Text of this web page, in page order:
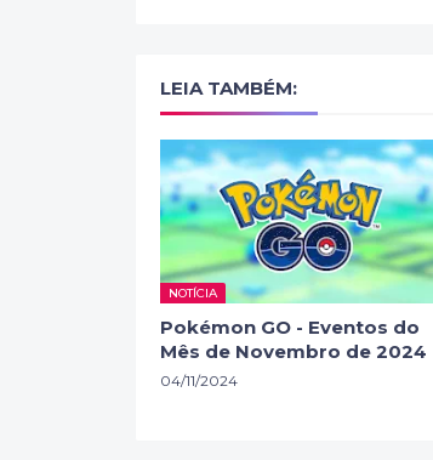
LEIA TAMBÉM:
NOTÍCIA
Pokémon GO - Eventos do
Mês de Novembro de 2024
04/11/2024